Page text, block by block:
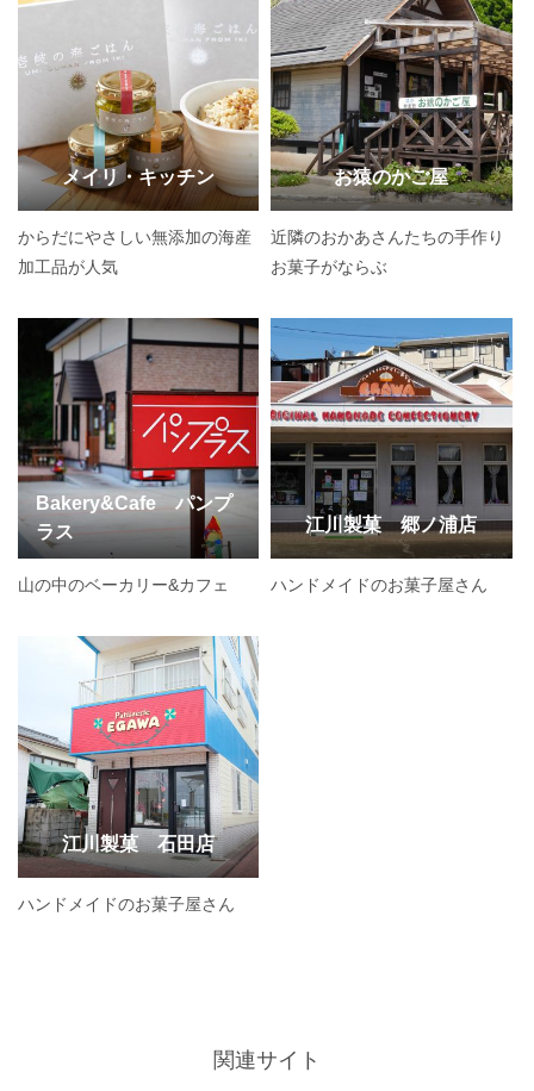
メイリ・キッチン
からだにやさしい無添加の海産
加工品が人気
お猿のかご屋
近隣のおかあさんたちの手作り
お菓子がならぶ
Bakery&Cafe パンプ
ラス
山の中のベーカリー&カフェ
江川製菓 郷ノ浦店
ハンドメイドのお菓子屋さん
江川製菓 石田店
ハンドメイドのお菓子屋さん
関連サイト